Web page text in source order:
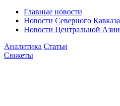
Главные новости
Новости Северного Кавказа
Новости Центральной Азии
Аналитика Статьи
Сюжеты